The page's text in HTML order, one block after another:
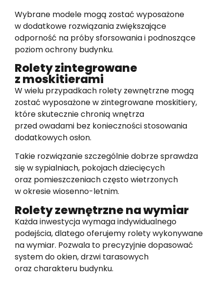
Wybrane modele mogą zostać wyposażone
w dodatkowe rozwiązania zwiększające
odporność na próby sforsowania i podnoszące
poziom ochrony budynku.
Rolety zintegrowane
z moskitierami
W wielu przypadkach rolety zewnętrzne mogą
zostać wyposażone w zintegrowane moskitiery,
które skutecznie chronią wnętrza
przed owadami bez konieczności stosowania
dodatkowych osłon.
Takie rozwiązanie szczególnie dobrze sprawdza
się w sypialniach, pokojach dziecięcych
oraz pomieszczeniach często wietrzonych
w okresie wiosenno-letnim.
Rolety zewnętrzne na wymiar
Każda inwestycja wymaga indywidualnego
podejścia, dlatego oferujemy rolety wykonywane
na wymiar. Pozwala to precyzyjnie dopasować
system do okien, drzwi tarasowych
oraz charakteru budynku.